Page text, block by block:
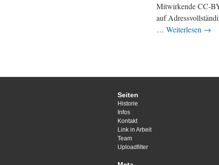
Mitwirkende CC-
auf
… Weiterlesen →
Seiten
Historie
Infos
Kontakt
Link in Arbeit
Team
Uploadfilter